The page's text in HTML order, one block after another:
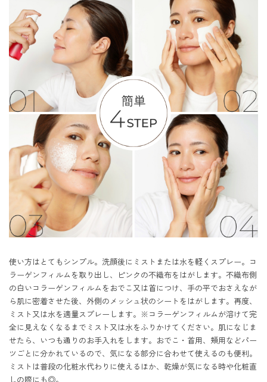
使い方はとてもシンプル。洗顔後にミストまたは水を軽くスプレー。コ
ラーゲンフィルムを取り出し、ピンクの不織布をはがします。不織布側
の白いコラーゲンフィルムをおでこ又は首につけ、手の平でおさえなが
ら肌に密着させた後、外側のメッシュ状のシートをはがします。再度、
ミスト又は水を適量スプレーします。※コラーゲンフィルムが溶けて完
全に見えなくなるまでミスト又は水をふりかけてください。肌になじま
せたら、いつも通りのお手入れをします。おでこ・首用、頬用などパー
ツごとに分かれているので、気になる部分に合わせて使えるのも便利。
ミストは普段の化粧水代わりに使えるほか、乾燥が気になる時や化粧直
しの際にも◎。